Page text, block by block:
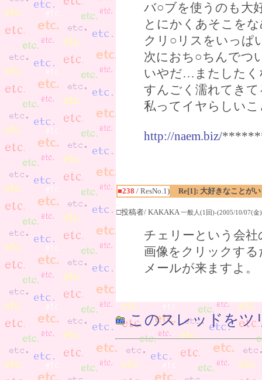
バ○ブを使うのも大
とにかくあそこを
クリ○リスをいっぱ
次におち○ちんで
いやだ…またしたく
すんごく濡れてきて
私ってイヤらしいこ
http://naem.biz/
■238 / ResNo.1) Re[1]: 大好きなことが
□投稿者/ KAKAKA 一般人(1回)-(2005/10/07(
チェリーという会
画像をクリックす
メールが来ますよ。
このスレッドをツ